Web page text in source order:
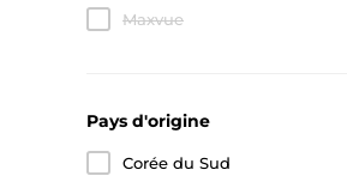
Maxvue
Pays d'origine
Corée du Sud